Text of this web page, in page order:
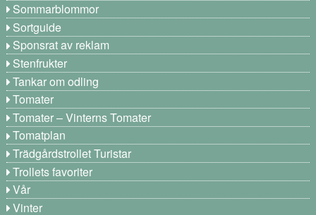
Sommarblommor
Sortguide
Sponsrat av reklam
Stenfrukter
Tankar om odling
Tomater
Tomater – Vinterns Tomater
Tomatplan
Trädgårdstrollet Turistar
Trollets favoriter
Vår
Vinter